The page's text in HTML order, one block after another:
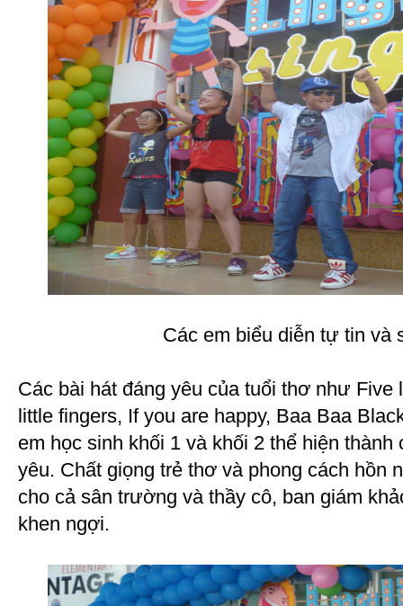
Các em biểu diễn tự tin và
Các bài hát đáng yêu của tuổi thơ như Five
little fingers, If you are happy, Baa Baa
em học sinh khối 1 và khối 2 thể hiện thành
yêu. Chất giọng trẻ thơ và phong cách hồn
cho cả sân trường và thầy cô, ban giám
khen ngợi.